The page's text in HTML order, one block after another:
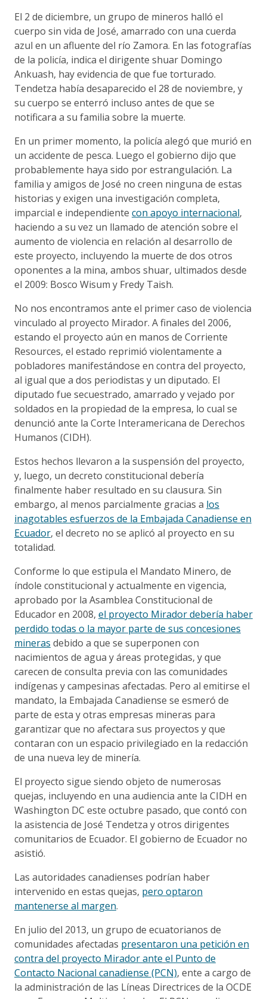
El 2 de diciembre, un grupo de mineros halló el
cuerpo sin vida de José, amarrado con una cuerda
azul en un afluente del río Zamora. En las fotografías
de la policía, indica el dirigente shuar Domingo
Ankuash, hay evidencia de que fue torturado.
Tendetza había desaparecido el 28 de noviembre, y
su cuerpo se enterró incluso antes de que se
notificara a su familia sobre la muerte.
En un primer momento, la policía alegó que murió en
un accidente de pesca. Luego el gobierno dijo que
probablemente haya sido por estrangulación. La
familia y amigos de José no creen ninguna de estas
historias y exigen una investigación completa,
imparcial e independiente con apoyo internacional,
haciendo a su vez un llamado de atención sobre el
aumento de violencia en relación al desarrollo de
este proyecto, incluyendo la muerte de dos otros
oponentes a la mina, ambos shuar, ultimados desde
el 2009: Bosco Wisum y Fredy Taish.
No nos encontramos ante el primer caso de violencia
vinculado al proyecto Mirador. A finales del 2006,
estando el proyecto aún en manos de Corriente
Resources, el estado reprimió violentamente a
pobladores manifestándose en contra del proyecto,
al igual que a dos periodistas y un diputado. El
diputado fue secuestrado, amarrado y vejado por
soldados en la propiedad de la empresa, lo cual se
denunció ante la Corte Interamericana de Derechos
Humanos (CIDH).
Estos hechos llevaron a la suspensión del proyecto,
y, luego, un decreto constitucional debería
finalmente haber resultado en su clausura. Sin
embargo, al menos parcialmente gracias a los
inagotables esfuerzos de la Embajada Canadiense en
Ecuador, el decreto no se aplicó al proyecto en su
totalidad.
Conforme lo que estipula el Mandato Minero, de
índole constitucional y actualmente en vigencia,
aprobado por la Asamblea Constitucional de
Educador en 2008, el proyecto Mirador debería haber
perdido todas o la mayor parte de sus concesiones
mineras debido a que se superponen con
nacimientos de agua y áreas protegidas, y que
carecen de consulta previa con las comunidades
indígenas y campesinas afectadas. Pero al emitirse el
mandato, la Embajada Canadiense se esmeró de
parte de esta y otras empresas mineras para
garantizar que no afectara sus proyectos y que
contaran con un espacio privilegiado en la redacción
de una nueva ley de minería.
El proyecto sigue siendo objeto de numerosas
quejas, incluyendo en una audiencia ante la CIDH en
Washington DC este octubre pasado, que contó con
la asistencia de José Tendetza y otros dirigentes
comunitarios de Ecuador. El gobierno de Ecuador no
asistió.
Las autoridades canadienses podrían haber
intervenido en estas quejas, pero optaron
mantenerse al margen.
En julio del 2013, un grupo de ecuatorianos de
comunidades afectadas presentaron una petición en
contra del proyecto Mirador ante el Punto de
Contacto Nacional canadiense (PCN), ente a cargo de
la administración de las Líneas Directrices de la OCDE